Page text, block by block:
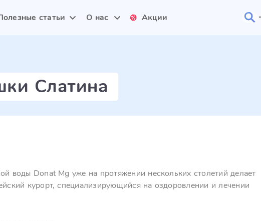
статьи О нас Акции
Слатина
воды Donat Mg уже на протяжении нескольких столетий делает
курорт, специализирующийся на оздоровлении и лечении